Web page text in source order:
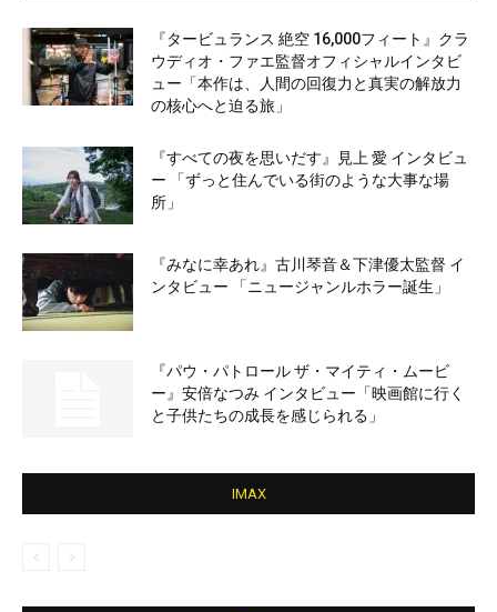
『タービュランス 絶空 16,000フィート』クラ
ウディオ・ファエ監督オフィシャルインタビ
ュー「本作は、人間の回復力と真実の解放力
の核心へと迫る旅」
『すべての夜を思いだす』見上 愛 インタビュ
ー 「ずっと住んでいる街のような大事な場
所」
『みなに幸あれ』古川琴音＆下津優太監督 イ
ンタビュー 「ニュージャンルホラー誕生」
『パウ・パトロール ザ・マイティ・ムービ
ー』安倍なつみ インタビュー「映画館に行く
と子供たちの成長を感じられる」
IMAX